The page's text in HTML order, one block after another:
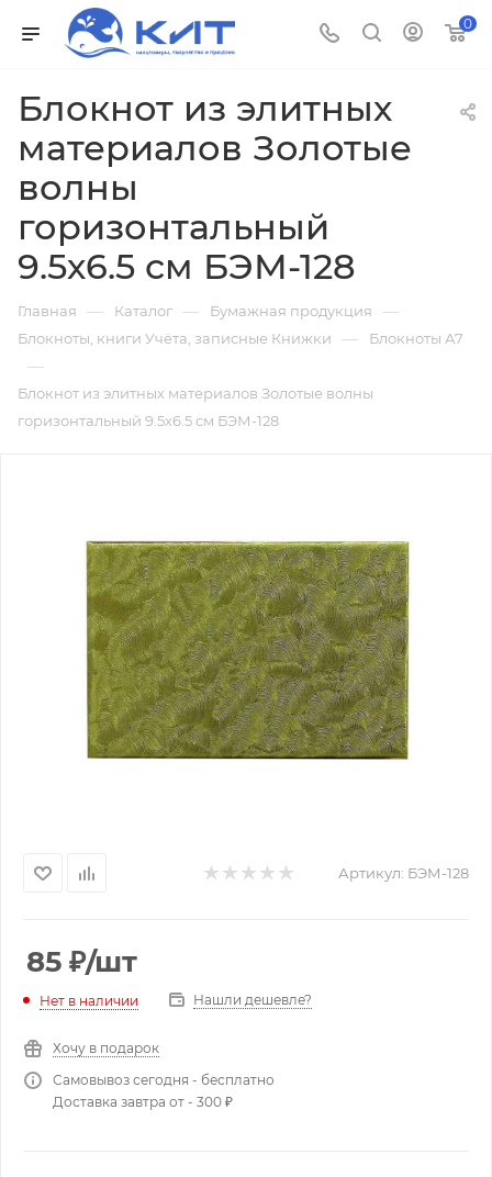
0
Блокнот из элитных
материалов Золотые
волны
горизонтальный
9.5х6.5 см БЭМ-128
Главная — Каталог — Бумажная продукция —
Блокноты, книги Учёта, записные Книжки — Блокноты А7
—
Блокнот из элитных материалов Золотые волны
горизонтальный 9.5х6.5 см БЭМ-128
Артикул: БЭМ-128
85 ₽/шт
Нет в наличии Нашли дешевле?
Хочу в подарок
Самовывоз сегодня - бесплатно
Доставка завтра от - 300 ₽